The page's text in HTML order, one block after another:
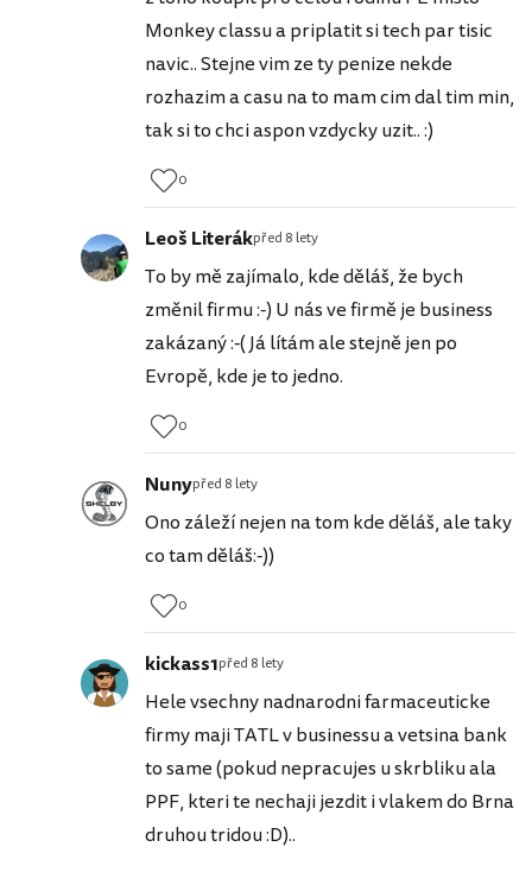
Monkey classu a priplatit si tech par tisic
navic.. Stejne vim ze ty penize nekde
rozhazim a casu na to mam cim dal tim min,
tak si to chci aspon vzdycky uzit.. :)
0
Leoš Literákpřed 8 lety
To by mě zajímalo, kde děláš, že bych
změnil firmu :-) U nás ve firmě je business
zakázaný :-( Já lítám ale stejně jen po
Evropě, kde je to jedno.
0
Nunypřed 8 lety
Ono záleží nejen na tom kde děláš, ale taky
co tam děláš:-))
0
kickass1před 8 lety
Hele vsechny nadnarodni farmaceuticke
firmy maji TATL v businessu a vetsina bank
to same (pokud nepracujes u skrbliku ala
PPF, kteri te nechaji jezdit i vlakem do Brna
druhou tridou :D)..